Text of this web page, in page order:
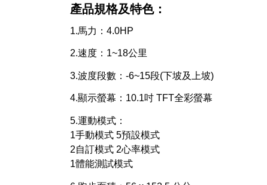
產品規格及特色：
1.馬力：4.0HP
2.速度：1~18公里
3.波度段數：-6~15段(下坡及上坡)
4.顯示螢幕：10.1吋 TFT全彩螢幕
5.運動模式：
1手動模式 5預設模式
2自訂模式 2心率模式
1體能測試模式